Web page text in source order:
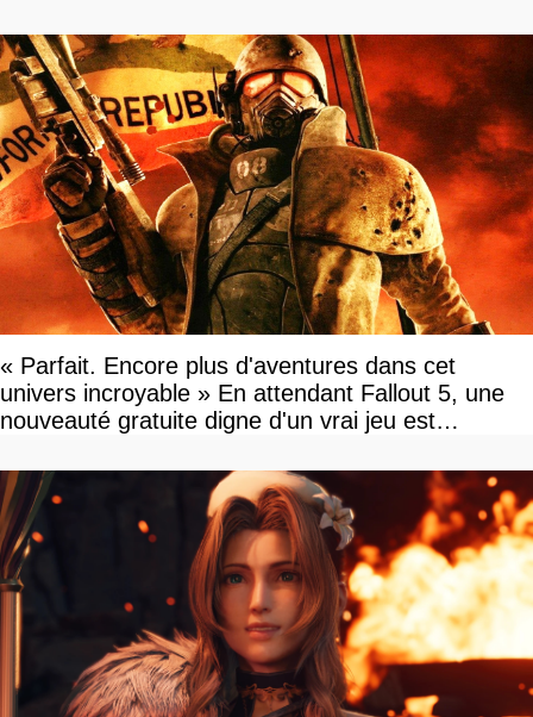
« Parfait. Encore plus d'aventures dans cet
univers incroyable » En attendant Fallout 5, une
nouveauté gratuite digne d'un vrai jeu est